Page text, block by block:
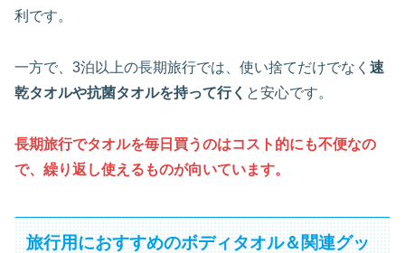
利です。
一方で、3泊以上の長期旅行では、使い捨てだけでなく 速
乾タオルや抗菌タオルを持って行く と安心です。
長期旅行でタオルを毎日買うのはコスト的にも不便なの
で、繰り返し使えるものが向いています。
旅行用におすすめのボディタオル＆関連グッ